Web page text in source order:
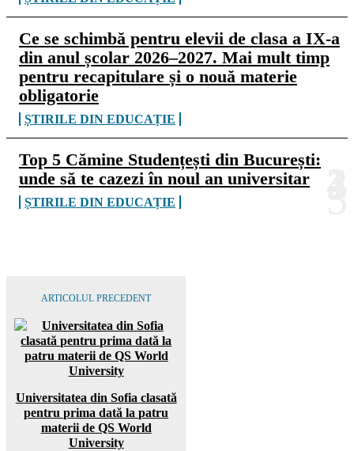
Ce se schimbă pentru elevii de clasa a IX-a
din anul școlar 2026–2027. Mai mult timp
pentru recapitulare și o nouă materie
obligatorie
ȘTIRILE DIN EDUCAȚIE
Top 5 Cămine Studențești din București:
unde să te cazezi în noul an universitar
ȘTIRILE DIN EDUCAȚIE
ARTICOLUL PRECEDENT
Universitatea din Sofia clasată
pentru prima dată la patru
materii de QS World
University